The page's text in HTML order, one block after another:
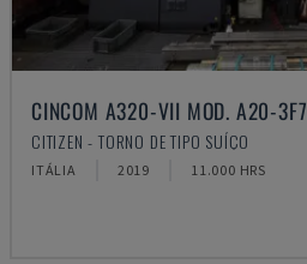
CINCOM A320-VII MOD. A20-3F7
CITIZEN - TORNO DE TIPO SUÍÇO
ITÁLIA 2019 11.000 HRS